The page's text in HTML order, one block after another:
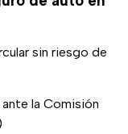
sin riesgo de
la Comisión